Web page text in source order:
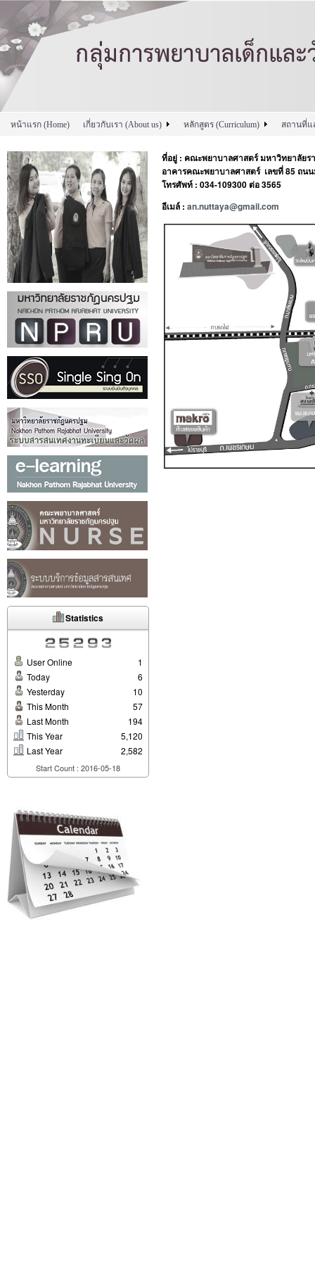
หน้าแรก (Home) เกี่ยวกับเรา (About us) หลักสูตร (Curriculum) สถานที่
Statistics
User Online
1
Today
6
Yesterday
10
This Month
57
Last Month
194
This Year
5,120
Last Year
2,582
Start Count : 2016-05-18
ที่อยู่ : คณะพยาบาลศาสตร์ มหาวิทยาลัย
อาคารคณะพยาบาลศาสตร์ เลขที่ 85 ถน
โทรศัพท์ : 034-109300 ต่อ 3565
อีเมล์ : an.nuttaya@gmail.com